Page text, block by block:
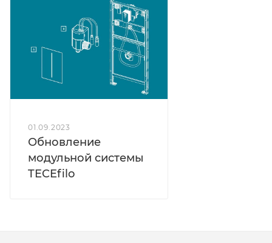
01.09.2023
Обновление
модульной системы
TECEfilo